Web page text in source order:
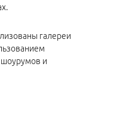
галереи
шоурумов и